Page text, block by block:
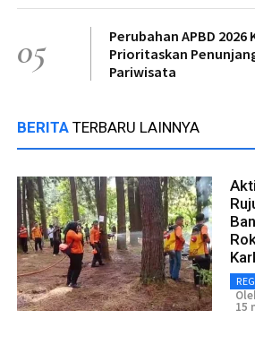
05
Perubahan APBD 2026
Prioritaskan
Pariwisata
BERITA TERBARU LAINNYA
15